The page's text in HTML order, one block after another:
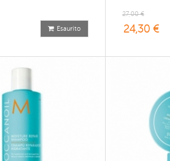
Esaurito
27,00 €
24,30 €